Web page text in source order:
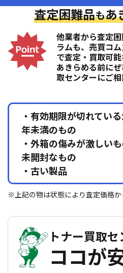
査定困難品もあ
他業者から査定
ラムも、売買コ
で査定・買取可能
あきらめる前に
取センターにご相
・有効期限が切れてい
年未満のもの
・外箱の傷みが激しい
未開封なもの
・古い製品
※上記の物は状態により査定価格か
トナー買取
ココが